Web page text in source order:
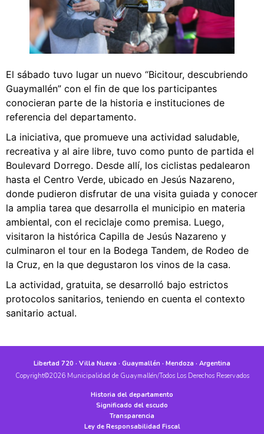
El sábado tuvo lugar un nuevo “Bicitour, descubriendo
Guaymallén” con el fin de que los participantes
conocieran parte de la historia e instituciones de
referencia del departamento.
La iniciativa, que promueve una actividad saludable,
recreativa y al aire libre, tuvo como punto de partida el
Boulevard Dorrego. Desde allí, los ciclistas pedalearon
hasta el Centro Verde, ubicado en Jesús Nazareno,
donde pudieron disfrutar de una visita guiada y conocer
la amplia tarea que desarrolla el municipio en materia
ambiental, con el reciclaje como premisa. Luego,
visitaron la histórica Capilla de Jesús Nazareno y
culminaron el tour en la Bodega Tandem, de Rodeo de
la Cruz, en la que degustaron los vinos de la casa.
La actividad, gratuita, se desarrolló bajo estrictos
protocolos sanitarios, teniendo en cuenta el contexto
sanitario actual.
Libertad 720 · Villa Nueva · Guaymallén · Mendoza · Argentina
Copyright©2026 Municipalidad de Guaymallén/Todos Los Derechos Reservados
Historia del departamento
Significado del escudo
Transparencia
Ley de Responsabilidad Fiscal